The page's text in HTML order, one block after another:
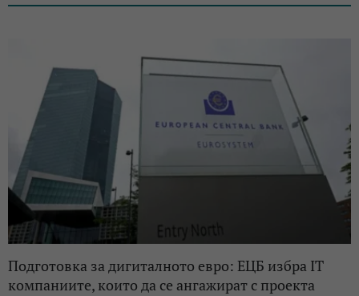
Подготовка за дигиталното евро: ЕЦБ избра IT
компаниите, които да се ангажират с проекта